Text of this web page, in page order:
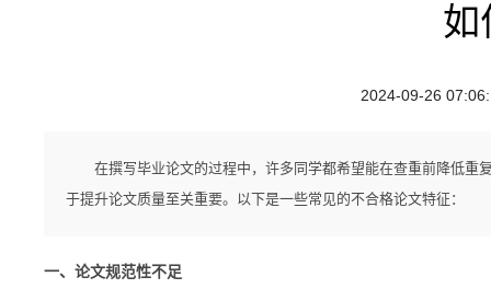
如
2024-09-26
在撰写毕业论文的过程中，许多同学都希望能在查重前降低重
于提升论文质量至关重要。以下是一些常见的不合格论文特征：
一、论文规范性不足